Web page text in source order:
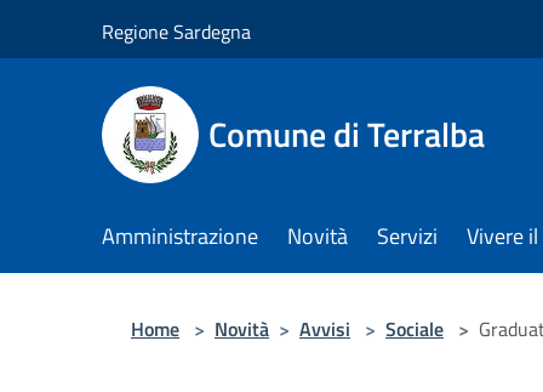
Regione Sardegna
Comune di Terralba
Amministrazione Novità Servizi Vivere
Home > Novità > Avvisi > Sociale >